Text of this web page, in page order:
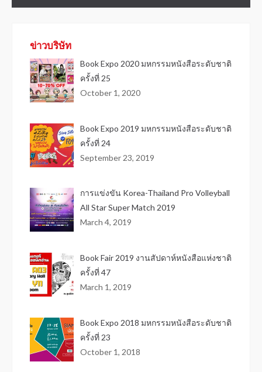
ข่าวบริษัท
Book Expo 2020 มหกรรมหนังสือระดับชาติ
ครั้งที่ 25
October 1, 2020
Book Expo 2019 มหกรรมหนังสือระดับชาติ
ครั้งที่ 24
September 23, 2019
การแข่งขัน Korea-Thailand Pro Volleyball
All Star Super Match 2019
March 4, 2019
Book Fair 2019 งานสัปดาห์หนังสือแห่งชาติ
ครั้งที่ 47
March 1, 2019
Book Expo 2018 มหกรรมหนังสือระดับชาติ
ครั้งที่ 23
October 1, 2018